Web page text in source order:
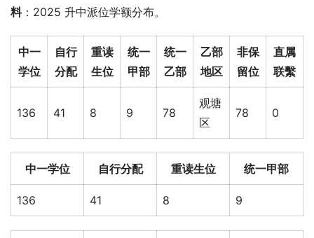
料：2025 升中派位学额分布。
中一
学位
自行
分配
重读
生位
统一
甲部
统一
乙部
乙部
地区
非保
留位
直属
联繫
136 41 8 9 78
观塘
区
78 0
中一学位 自行分配 重读生位 统一甲部
136 41 8 9